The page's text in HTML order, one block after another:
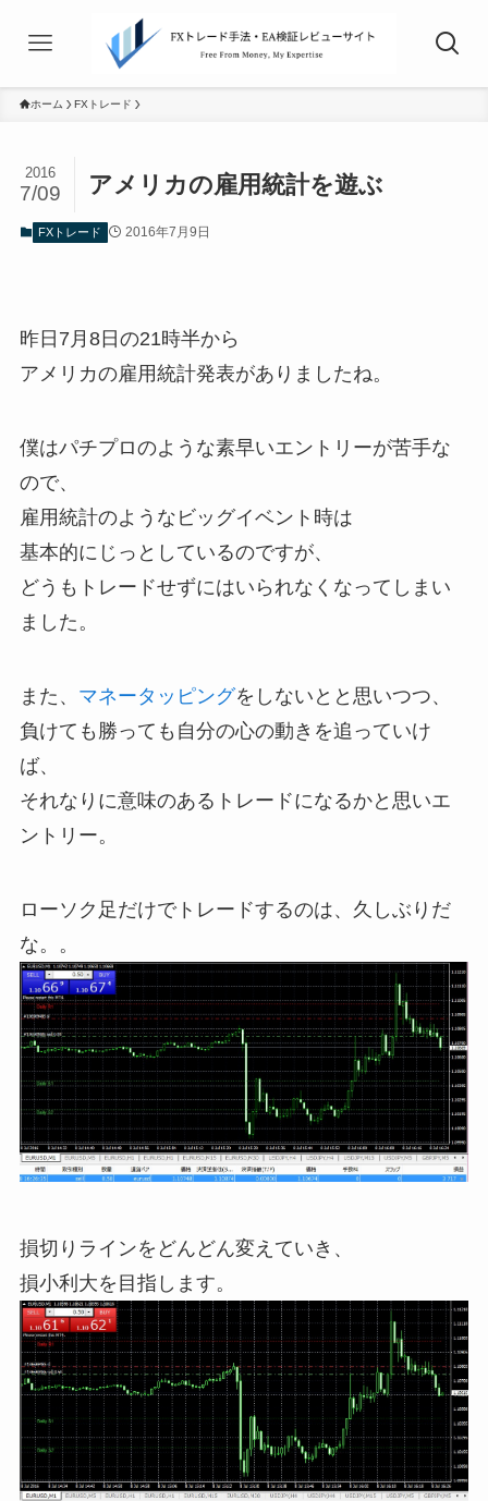
ホーム FXトレード
アメリカの雇用統計を遊ぶ
2016
7/09
FXトレード 2016年7月9日
昨日7月8日の21時半から
アメリカの雇用統計発表がありましたね。
僕はパチプロのような素早いエントリーが苦手な
ので、
雇用統計のようなビッグイベント時は
基本的にじっとしているのですが、
どうもトレードせずにはいられなくなってしまい
ました。
また、 マネータッピングをしないとと思いつつ、
負けても勝っても自分の心の動きを追っていけ
ば、
それなりに意味のあるトレードになるかと思いエ
ントリー。
ローソク足だけでトレードするのは、久しぶりだ
な。。
損切りラインをどんどん変えていき、
損小利大を目指します。